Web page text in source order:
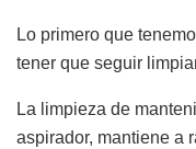
Lo primero que
tener que seguir
La limpieza de
aspirador, mantiene a